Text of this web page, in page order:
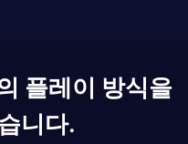
플레이 방식을
니다.